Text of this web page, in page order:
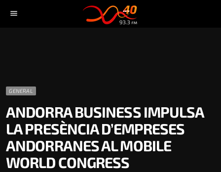
menu
GENERAL
ANDORRA BUSINESS IMPULSA
LA PRESÈNCIA D’EMPRESES
ANDORRANES AL MOBILE
WORLD CONGRESS